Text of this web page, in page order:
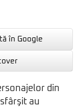
în Google
din
au